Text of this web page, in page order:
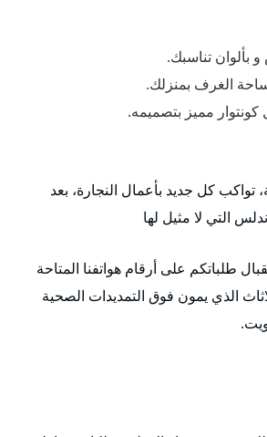
بألوان تناسبك.
الغرف بمنزلك.
مميز بتصميمه.
كل جديد بأعمال النجارة، بعد
التي لا مثيل لها
طلباتكم على أرقام هواتفنا المتاحة
الذي يمون فوق التمديدات الصحية